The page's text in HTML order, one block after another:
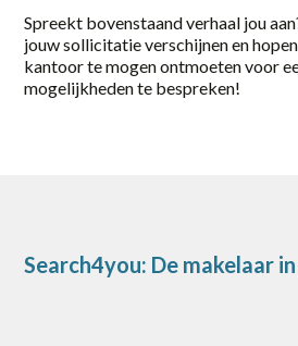
Spreekt bovenstaand verhaal jou
jouw sollicitatie verschijnen en
kantoor te mogen ontmoeten voor
mogelijkheden te bespreken!
Search4you: De makelaar
Productie
Techniek / Procesindustrie